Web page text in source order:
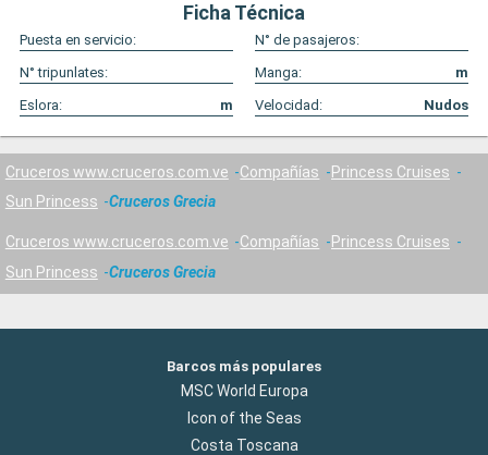
Ficha Técnica
Puesta en servicio:
N° de pasajeros:
N° tripunlates:
Manga:
m
Eslora:
m Velocidad: Nudos
Cruceros www.cruceros.com.ve Compañías
Princess Cruises
Sun Princess
Cruceros Grecia
Cruceros www.cruceros.com.ve Compañías
Princess Cruises
Sun Princess
Cruceros Grecia
Barcos más populares
MSC World Europa
Icon of the Seas
Costa Toscana